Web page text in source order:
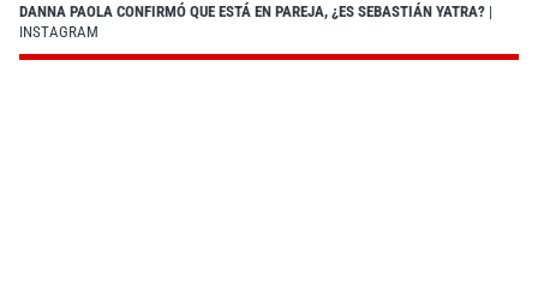
DANNA PAOLA CONFIRMÓ QUE ESTÁ EN PAREJA, ¿ES SEBASTIÁN YATRA? |
INSTAGRAM